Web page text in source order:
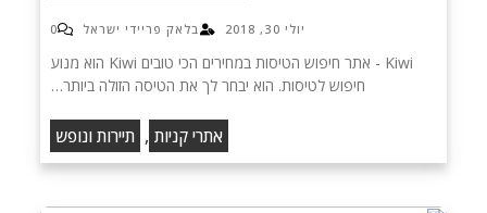
יולי 30, 2018 בלאק פריידי ישראל 0
Kiwi - אתר חיפוש הטיסות במחירים הכי טובים Kiwi הוא מנוע
חיפוש לטיסות. הוא יבחר לך את הטיסה הזולה ביותר…
אתרי קניות , תיירות ונופש